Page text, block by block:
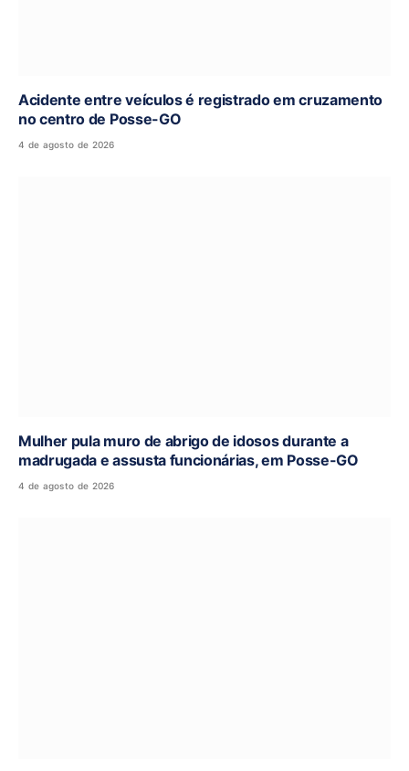
Acidente entre veículos é registrado em cruzamento
no centro de Posse-GO
4 de agosto de 2026
Mulher pula muro de abrigo de idosos durante a
madrugada e assusta funcionárias, em Posse-GO
4 de agosto de 2026